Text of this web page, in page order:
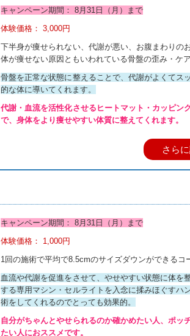
キャンペーン期間： 8月31日（月）まで
体験価格： 3,000円
下半身が痩せられない、代謝が悪い、お腹まわりの
体が痩せない原因ともいわれている骨盤の歪み・ケア
骨盤を正常な状態に整えることで、代謝がよくてス
的な体に導いてくれます。
代謝・血流を活性化させるヒートマット・カッピン
で、身体をより痩せやすい体質に整えてくれます。
さら
キャンペーン期間： 8月31日（月）まで
体験価格： 1,000円
1回の施術で平均で8.5cmのサイズダウンができるコ
血流や代謝を促進をさせて、やせやすい状態に体を
する専用マシン・セルライトを入念に揉みほぐすハ
術をしてくれるのでとっても効果的。
自分がちゃんとやせられるのか確かめたい人、ポッ
たい人におススメです。